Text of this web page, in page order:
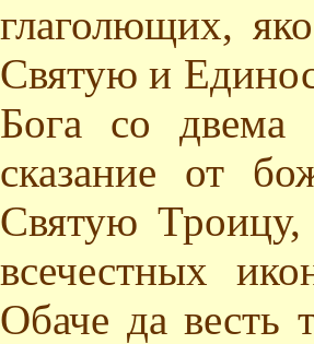
глаголющих,
Святую и
Бога со двема
сказание от
Святую Троицу,
всечестных
Обаче да весть